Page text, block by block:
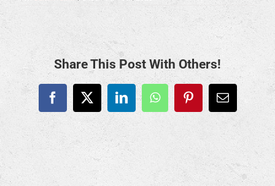
Share This Post With Others!
Facebook
X LinkedInWhatsAppPinterest
E-
Mail